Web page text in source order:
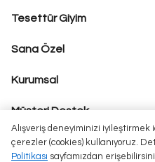
Alışveriş deneyiminizi
çerezler (cookies) kullanıyoruz.
Politikası sayfamızdan
Tesettür Giyim
Sana Özel
Kurumsal
Müşteri Destek